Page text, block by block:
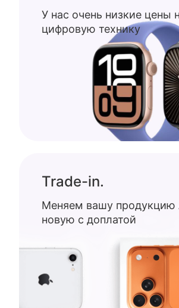
У нас очень низкие цены
цифровую технику
Trade-in.
Меняем вашу продукцию
новую с доплатой